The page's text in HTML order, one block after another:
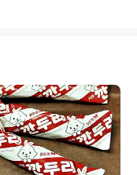
20
었
들
적
없